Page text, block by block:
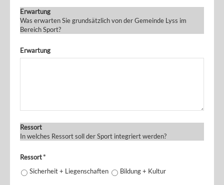
Erwartung
Was erwarten Sie grundsätzlich von der Gemeinde Lyss im
Bereich Sport?
Erwartung
Ressort
In welches Ressort soll der Sport integriert werden?
Ressort*
Sicherheit + Liegenschaften
Bildung + Kultur